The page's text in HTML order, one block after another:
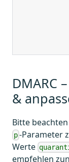
DMARC
&
Bitte
p -Parameter
Werte
empfehlen